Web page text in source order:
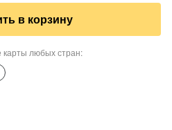
в корзину
карты любых стран: